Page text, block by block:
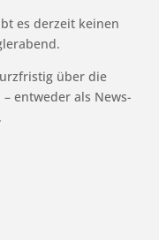
es derzeit keinen
über die
entweder als News-